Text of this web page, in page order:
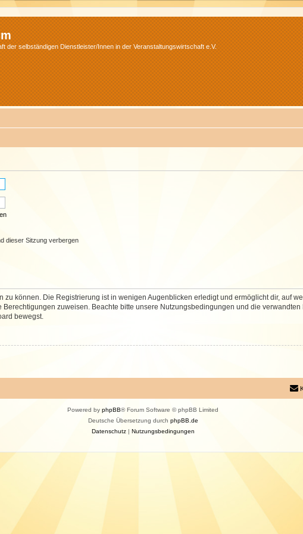
der selbständigen Dienstleister/Innen in der Veranstaltungswirtschaft e.V.
dieser Sitzung verbergen
zu können. Die Registrierung ist in wenigen Augenblicken erledigt und ermöglicht dir, auf
zuweisen. Beachte bitte unsere Nutzungsbedingungen und die
bewegst.
Powered by phpBB® Forum Software © phpBB Limited
Deutsche Übersetzung durch phpBB.de
Datenschutz| Nutzungsbedingungen